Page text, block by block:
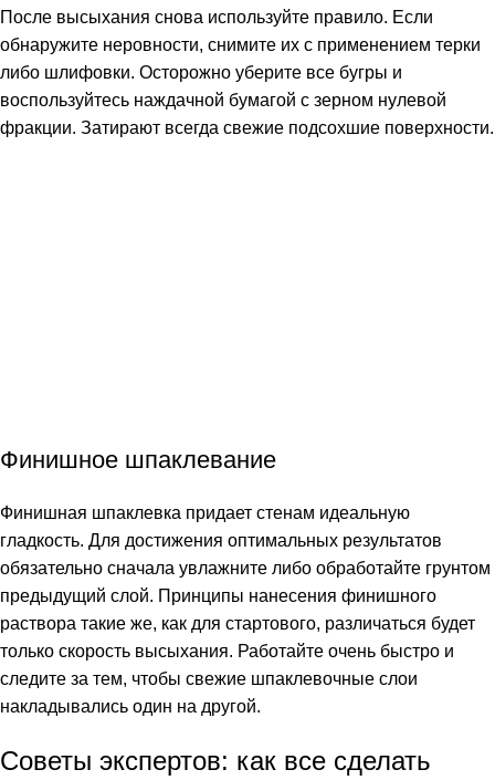
После высыхания снова используйте правило. Если
обнаружите неровности, снимите их с применением терки
либо шлифовки. Осторожно уберите все бугры и
воспользуйтесь наждачной бумагой с зерном нулевой
фракции. Затирают всегда свежие подсохшие поверхности.
Финишное шпаклевание
Финишная шпаклевка придает стенам идеальную
гладкость. Для достижения оптимальных результатов
обязательно сначала увлажните либо обработайте грунтом
предыдущий слой. Принципы нанесения финишного
раствора такие же, как для стартового, различаться будет
только скорость высыхания. Работайте очень быстро и
следите за тем, чтобы свежие шпаклевочные слои
накладывались один на другой.
Советы экспертов: как все сделать